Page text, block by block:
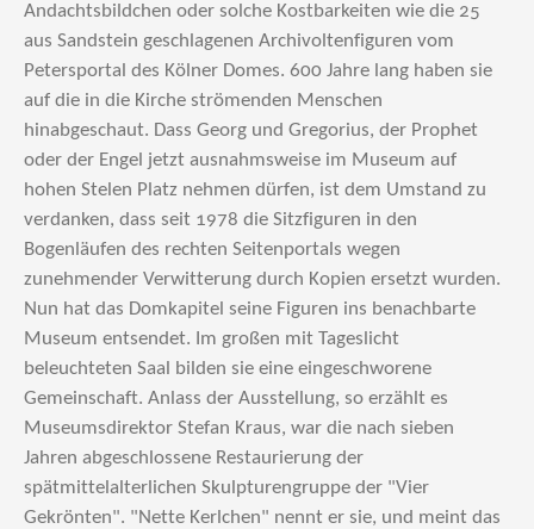
Andachtsbildchen oder solche Kostbarkeiten wie die 25
aus Sandstein geschlagenen Archivoltenfiguren vom
Petersportal des Kölner Domes. 600 Jahre lang haben sie
auf die in die Kirche strömenden Menschen
hinabgeschaut. Dass Georg und Gregorius, der Prophet
oder der Engel jetzt ausnahmsweise im Museum auf
hohen Stelen Platz nehmen dürfen, ist dem Umstand zu
verdanken, dass seit 1978 die Sitzfiguren in den
Bogenläufen des rechten Seitenportals wegen
zunehmender Verwitterung durch Kopien ersetzt wurden.
Nun hat das Domkapitel seine Figuren ins benachbarte
Museum entsendet. Im großen mit Tageslicht
beleuchteten Saal bilden sie eine eingeschworene
Gemeinschaft. Anlass der Ausstellung, so erzählt es
Museumsdirektor Stefan Kraus, war die nach sieben
Jahren abgeschlossene Restaurierung der
spätmittelalterlichen Skulpturengruppe der "Vier
Gekrönten". "Nette Kerlchen" nennt er sie, und meint das